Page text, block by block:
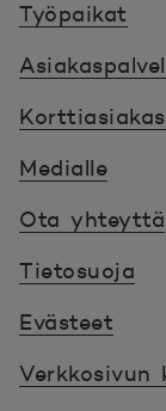
Työpaikat
Medialle
Ota yhteyttä
Tietosuoja
Evästeet
Verkkosivun